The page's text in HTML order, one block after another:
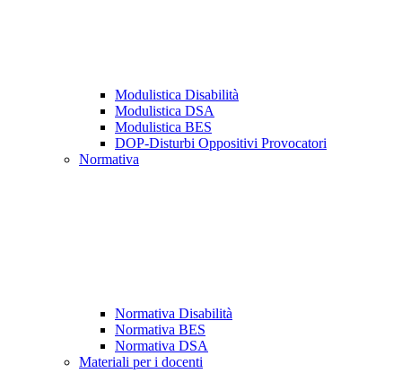
Modulistica Disabilità
Modulistica DSA
Modulistica BES
DOP-Disturbi Oppositivi Provocatori
Normativa
Normativa Disabilità
Normativa BES
Normativa DSA
Materiali per i docenti